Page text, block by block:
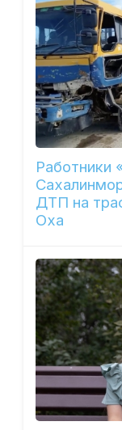
Работники
ДТП на
Оха